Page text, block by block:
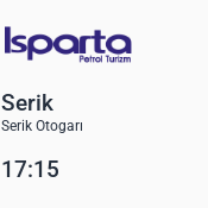
Serik
Serik Otogarı
17:15